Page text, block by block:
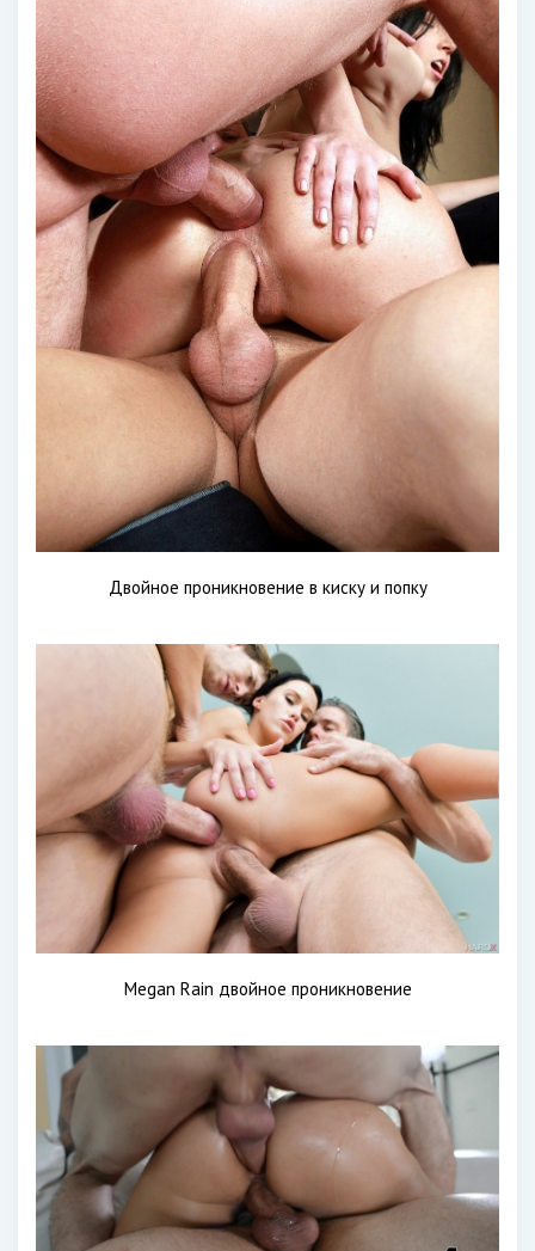
Двойное проникновение в киску и попку
Megan Rain двойное проникновение